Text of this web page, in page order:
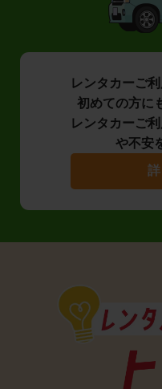
レンタカーご
初めての方に
レンタカーご
や不安